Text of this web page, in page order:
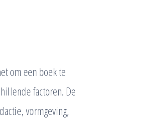
om een boek te
factoren. De
vormgeving,